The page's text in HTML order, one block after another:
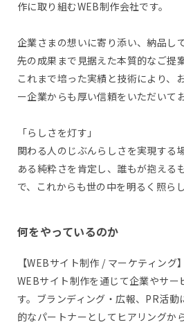
作に取り組むWEB制作会社です。
企業さまの想いに寄り添い、納品し
先の成果まで見据えた本質的なご提
これまで培った実績と技術により、
ー企業からも厚い信頼をいただいてお
「らしさを灯す」
関わる人のじぶんらしさを実現する
ある純粋さを肯定し、誰もが抱える
で、これからも世の中を明るく照ら
何をやっているのか
【WEBサイト制作 / マーケティング】
WEBサイト制作を通じて企業やサー
す。ブランディング・広報、PR活
的なパートナーとしてヒアリングか